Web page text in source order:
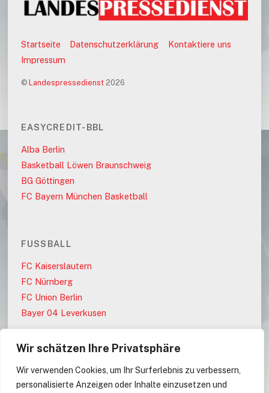
Wir schätzen Ihre Privatsphäre
Wir verwenden Cookies, um Ihr Surferlebnis zu verbessern,
personalisierte Anzeigen oder Inhalte einzusetzen und
Startseite Datenschutzerklärung
Kontaktiere uns
Impressum
© Landespressedienst2026
EASYCREDIT-BBL
Alba Berlin
Basketball Löwen Braunschweig
BG Göttingen
FC Bayern München Basketball
FUSSBALL
FC Kaiserslautern
FC Nürnberg
FC Union Berlin
Bayer 04 Leverkusen
AfD